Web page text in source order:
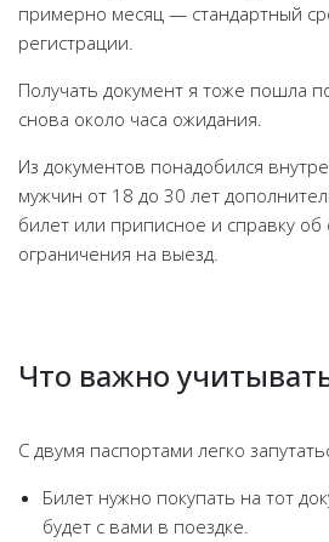
примерно месяц — стандартный
регистрации.
Получать документ я тоже пошла
снова около часа ожидания.
Из документов понадобился
мужчин от 18 до 30 лет
билет или приписное и справку об
ограничения на выезд.
Что важно
С двумя паспортами легко
Билет нужно покупать на тот
будет с вами в поездке.